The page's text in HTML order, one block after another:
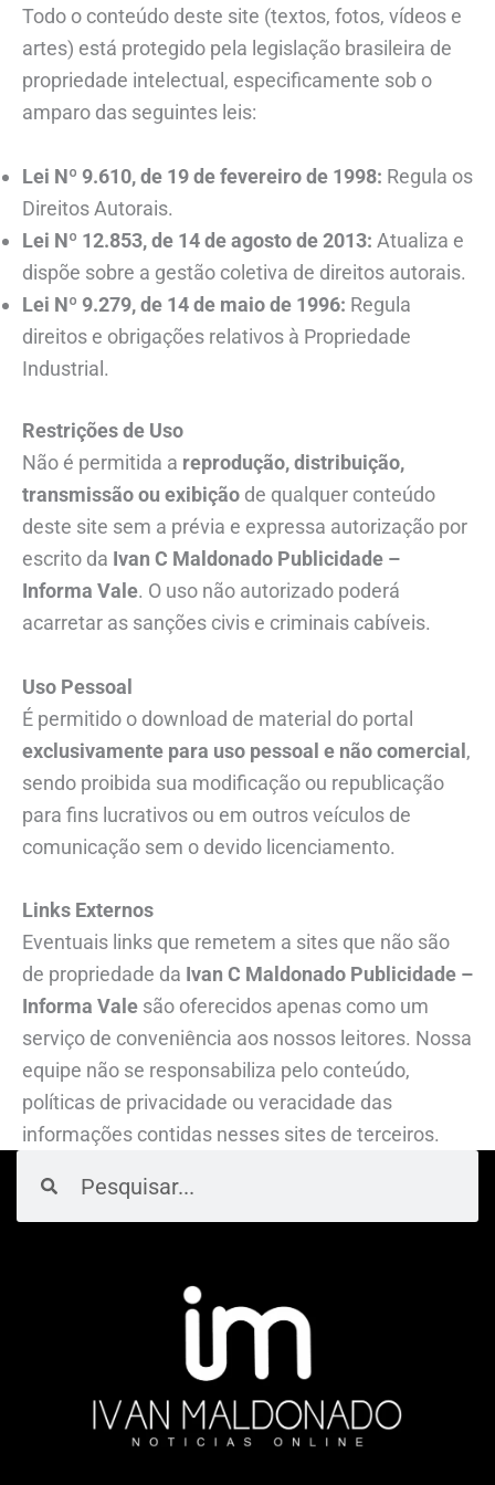
Todo o conteúdo deste site (textos, fotos, vídeos e
artes) está protegido pela legislação brasileira de
propriedade intelectual, especificamente sob o
amparo das seguintes leis:
Lei Nº 9.610, de 19 de fevereiro de 1998: Regula os
Direitos Autorais.
Lei Nº 12.853, de 14 de agosto de 2013: Atualiza e
dispõe sobre a gestão coletiva de direitos autorais.
Lei Nº 9.279, de 14 de maio de 1996: Regula
direitos e obrigações relativos à Propriedade
Industrial.
Restrições de Uso
Não é permitida a reprodução, distribuição,
transmissão ou exibição de qualquer conteúdo
deste site sem a prévia e expressa autorização por
escrito da Ivan C Maldonado Publicidade –
Informa Vale. O uso não autorizado poderá
acarretar as sanções civis e criminais cabíveis.
Uso Pessoal
É permitido o download de material do portal
exclusivamente para uso pessoal e não comercial,
sendo proibida sua modificação ou republicação
para fins lucrativos ou em outros veículos de
comunicação sem o devido licenciamento.
Links Externos
Eventuais links que remetem a sites que não são
de propriedade da Ivan C Maldonado Publicidade –
Informa Vale são oferecidos apenas como um
serviço de conveniência aos nossos leitores. Nossa
equipe não se responsabiliza pelo conteúdo,
políticas de privacidade ou veracidade das
informações contidas nesses sites de terceiros.